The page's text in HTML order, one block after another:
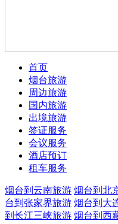
首页
烟台旅游
周边旅游
国内旅游
出境旅游
签证服务
会议服务
酒店预订
租车服务
烟台到云南旅游 烟台到北
台到张家界旅游 烟台到大
到长江三峡旅游 烟台到西